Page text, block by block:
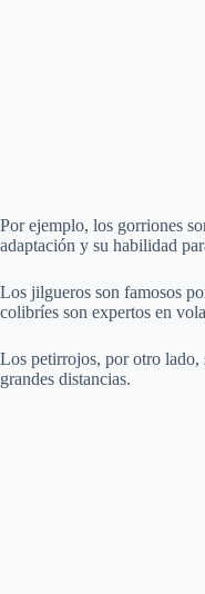
Por ejemplo, los gorriones
adaptación y su habilidad
Los jilgueros son famosos
colibríes son expertos en
Los petirrojos, por otro lado,
grandes distancias.